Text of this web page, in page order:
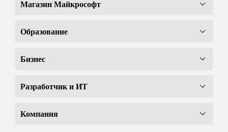
Магазин Майкрософт
Образование
Бизнес
Разработчик и ИТ
Компания